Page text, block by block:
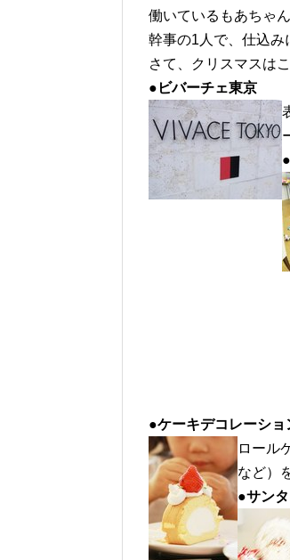
働いているもあちゃ
幹事の1人で、仕込み
さて、クリスマスは
●ビバーチェ東京
●ケーキデコレーショ
ロール
など）
●サン